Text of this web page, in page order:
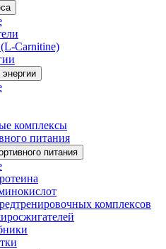
Carnitine)
комплексы
питания
питания
комплексов